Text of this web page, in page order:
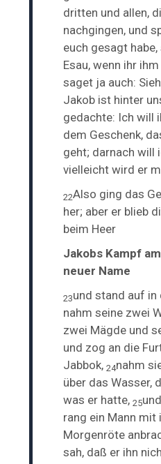
dritten und allen,
nachgingen, und
euch gesagt
Esau, wenn ihr
saget ja auch:
Jakob ist hinter
gedachte: Ich will
dem Geschenk,
geht; darnach will
vielleicht wird er
22Also ging das
her; aber er blieb
beim Heer
Jakobs Kampf
neuer Name
23und stand auf in
nahm seine zwei
zwei Mägde und
und zog an die
Jabbok,24nahm
über das Wasser,
was er hatte,25
rang ein Mann mit
Morgenröte
sah, daß er ihn